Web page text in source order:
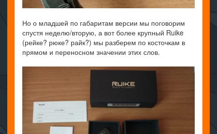
Но о младшей по габаритам версии мы поговорим
спустя неделю/вторую, а вот более крупный Ruike
(рейке? рюке? райк?) мы разберем по косточкам в
прямом и переносном значении этих слов.